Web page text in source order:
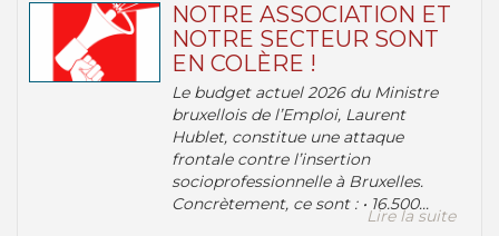
NOTRE ASSOCIATION ET
NOTRE SECTEUR SONT
EN COLÈRE !
Le budget actuel 2026 du Ministre
bruxellois de l’Emploi, Laurent
Hublet, constitue une attaque
frontale contre l’insertion
socioprofessionnelle à Bruxelles.
Concrètement, ce sont : • 16.500...
Lire la suite